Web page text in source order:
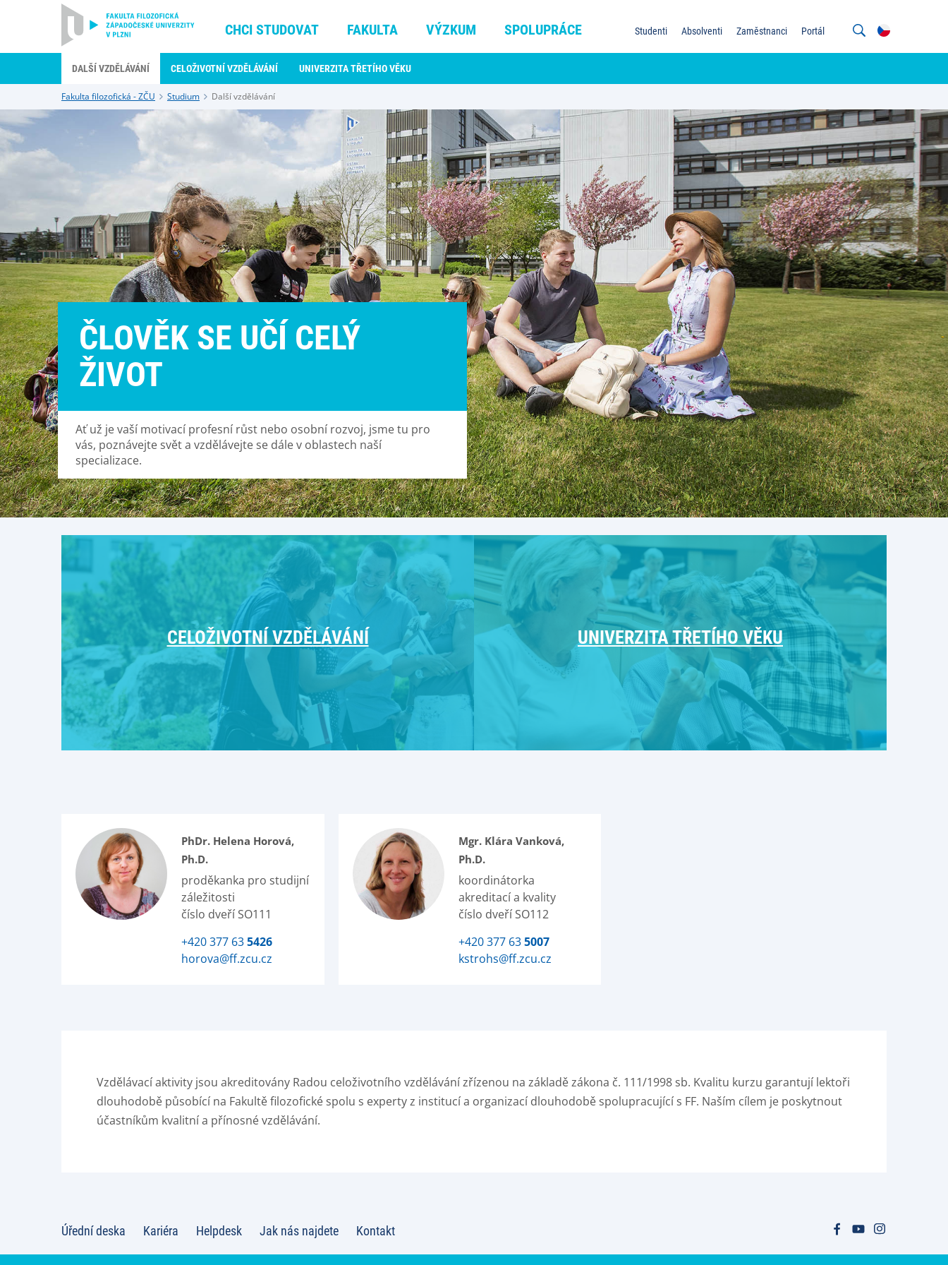
CHCI STUDOVAT FAKULTA VÝZKUM SPOLUPRÁCE Studenti Absolventi Zaměstnanci Portál
DALŠÍ VZDĚLÁVÁNÍ CELOŽIVOTNÍ VZDĚLÁVÁNÍ UNIVERZITA TŘETÍHO VĚKU
Fakulta filozofická - ZČU Studium Další vzdělávání
ČLOVĚK SE UČÍ CELÝ
ŽIVOT
Ať už je vaší motivací profesní růst nebo osobní rozvoj, jsme tu pro
vás, poznávejte svět a vzdělávejte se dále v oblastech naší
specializace.
CELOŽIVOTNÍ VZDĚLÁVÁNÍ UNIVERZITA TŘETÍHO VĚKU
PhDr. Helena Horová,
Ph.D.
proděkanka pro studijní
záležitosti
číslo dveří SO111
+420 377 635426
horova@ff.zcu.cz
Mgr. Klára Vanková,
Ph.D.
koordinátorka
akreditací a kvality
číslo dveří SO112
+420 377 635007
kstrohs@ff.zcu.cz
Vzdělávací aktivity jsou akreditovány Radou celoživotního vzdělávání zřízenou na základě zákona č. 111/1998 sb. Kvalitu kurzu garantují lektoři
dlouhodobě působící na Fakultě filozofické spolu s experty z institucí a organizací dlouhodobě spolupracující s FF. Naším cílem je poskytnout
účastníkům kvalitní a přínosné vzdělávání.
Úřední deska Kariéra Helpdesk Jak nás najdete Kontakt